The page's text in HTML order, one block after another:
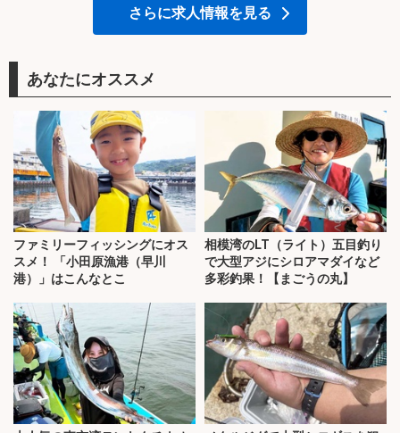
さらに求人情報を見る
あなたにオススメ
ファミリーフィッシングにオス
スメ！ 「小田原漁港（早川
港）」はこんなとこ
相模湾のLT（ライト）五目釣り
で大型アジにシロアマダイなど
多彩釣果！【まごうの丸】